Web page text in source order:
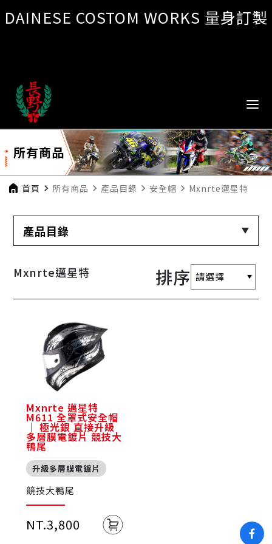
DAINESE COSTOM WORKS 量身訂製
所有商品
首頁 navigate_next 所有商品 navigate_next 產品目錄 navigate_next 安全帽 navigate_next Mxnrte邁星特
產品目錄
Mxnrte邁星特 排序
Mxnrte 邁星特
M611 全罩式安全帽
｜ 極光銀 直接升級
多層膜電鍍片 競技大
鴨尾
升級多層膜電鍍片
競技大鴨尾
NT.3,800